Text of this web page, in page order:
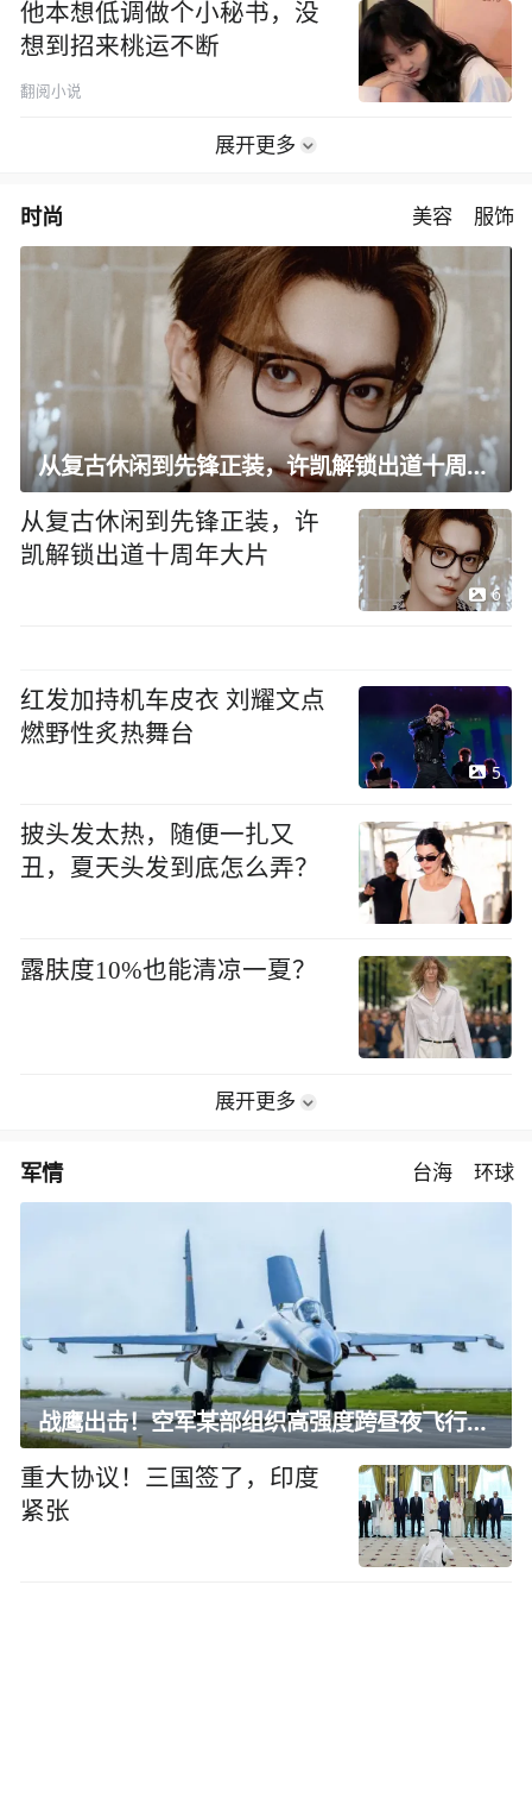
他本想低调做个小秘书，没
想到招来桃运不断
翻阅小说
展开更多
时尚 美容 服饰
从复古休闲到先锋正装，许凯解锁出道十周年大片
从复古休闲到先锋正装，许
凯解锁出道十周年大片
6
红发加持机车皮衣 刘耀文点
燃野性炙热舞台
5
披头发太热，随便一扎又
丑，夏天头发到底怎么弄？
露肤度10%也能清凉一夏？
展开更多
军情 台海 环球
战鹰出击！空军某部组织高强度跨昼夜飞行训练
重大协议！三国签了，印度
紧张